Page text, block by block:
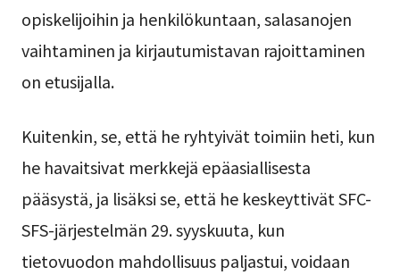
opiskelijoihin ja henkilökuntaan, salasanojen
vaihtaminen ja kirjautumistavan rajoittaminen
on etusijalla.
Kuitenkin, se, että he ryhtyivät toimiin heti, kun
he havaitsivat merkkejä epäasiallisesta
pääsystä, ja lisäksi se, että he keskeyttivät SFC-
SFS-järjestelmän 29. syyskuuta, kun
tietovuodon mahdollisuus paljastui, voidaan